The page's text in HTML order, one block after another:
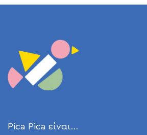
Pica Pica είναι…